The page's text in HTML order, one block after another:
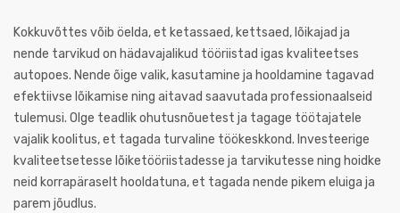
Kokkuvõttes võib öelda, et ketassaed, kettsaed, lõikajad ja
nende tarvikud on hädavajalikud tööriistad igas kvaliteetses
autopoes. Nende õige valik, kasutamine ja hooldamine tagavad
efektiivse lõikamise ning aitavad saavutada professionaalseid
tulemusi. Olge teadlik ohutusnõuetest ja tagage töötajatele
vajalik koolitus, et tagada turvaline töökeskkond. Investeerige
kvaliteetsetesse lõiketööriistadesse ja tarvikutesse ning hoidke
neid korrapäraselt hooldatuna, et tagada nende pikem eluiga ja
parem jõudlus.